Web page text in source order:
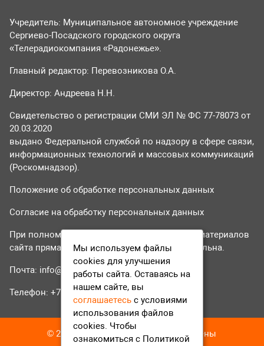
Учредитель: Муниципальное автономное учреждение
Сергиево-Посадского городского округа
«Телерадиокомпания «Радонежье».
Главный редактор: Перевозникова О.А.
Директор: Андреева Н.Н.
Свидетельство о регистрации СМИ ЭЛ № ФС 77-78073 от
20.03.2020
выдано Федеральной службой по надзору в сфере связи,
информационных технологий и массовых коммуникаций
(Роскомнадзор).
Положение об обработке персональных данных
Согласие на обработку персональных данных
При полном или частичном использовании материалов
сайта прямая гиперссылка на tvr24.tv обязательна.
Почта: info@tvr24.tv
Телефон: +7 (496) 551-04-95
© 2016-2023 ТВР24 Все права защищены
Мы используем файлы
cookies для улучшения
работы сайта. Оставаясь на
нашем сайте, вы
соглашаетесь с условиями
использования файлов
cookies. Чтобы
ознакомиться с Политикой